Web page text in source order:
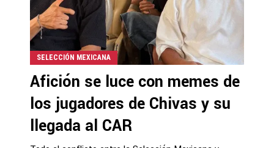
SELECCIÓN MEXICANA
Afición se luce con memes de
los jugadores de Chivas y su
llegada al CAR